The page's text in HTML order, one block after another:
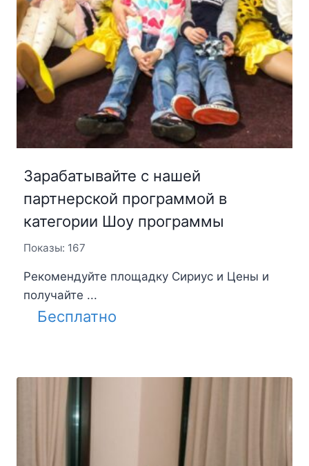
Зарабатывайте с нашей
партнерской программой в
категории Шоу программы
Показы: 167
Рекомендуйте площадку Сириус и Цены и
получайте ...
Бесплатно